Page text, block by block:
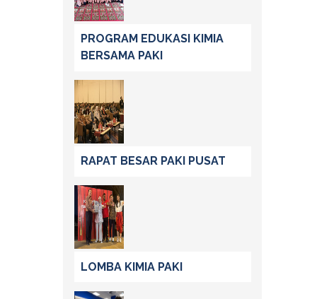
PROGRAM EDUKASI KIMIA
BERSAMA PAKI
RAPAT BESAR PAKI PUSAT
LOMBA KIMIA PAKI